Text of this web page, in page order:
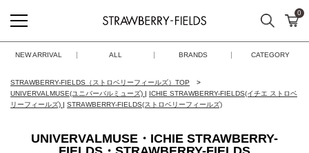
STRAWBERRY-FIELDS
検索 カ
0
NEW ARRIVAL ALL BRANDS CATEGORY
STRAWBERRY-FIELDS（ストロベリーフィールズ）TOP
UNIVERVALMUSE(ユニバーバルミューズ) | ICHIE STRAWBERRY-FIELDS(イチエ ストロベ
リーフィールズ) | STRAWBERRY-FIELDS(ストロベリーフィールズ)
UNIVERVALMUSE・ICHIE STRAWBERRY-